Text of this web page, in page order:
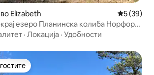
Elizabeth Просечна
5 (39)
езеро Планинска колиба Норфорк
· Локација · Удобности
„Омилени на гостите“